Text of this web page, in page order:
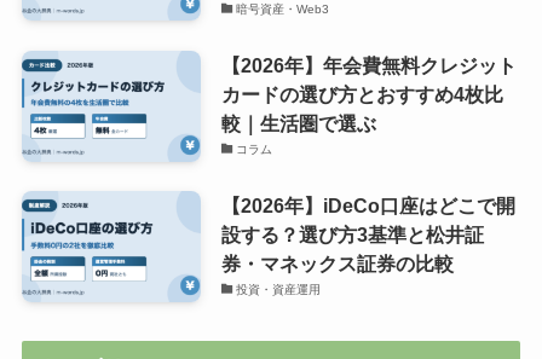
暗号資産・Web3
【2026年】年会費無料クレジット
カードの選び方とおすすめ4枚比
較｜生活圏で選ぶ
コラム
【2026年】iDeCo口座はどこで開
設する？選び方3基準と松井証
券・マネックス証券の比較
投資・資産運用